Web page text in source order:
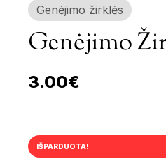
Genėjimo žirklės
Genėjimo
3.00€
IŠPARDUOTA!